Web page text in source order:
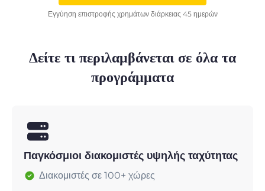
Εγγύηση επιστροφής χρημάτων διάρκειας 45 ημερών
Δείτε τι περιλαμβάνεται σε όλα τα
προγράμματα
Παγκόσμιοι διακομιστές υψηλής ταχύτητας
Διακομιστές σε 100+ χώρες